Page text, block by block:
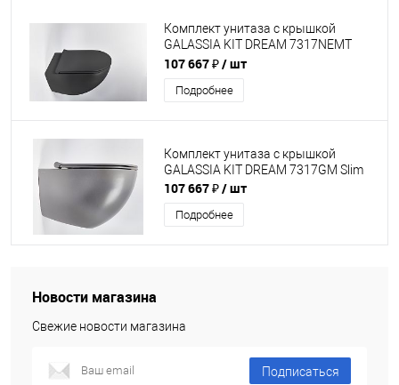
Комплект унитаза с крышкой
GALASSIA KIT DREAM 7317NEMT
Slim
107 667 ₽/ шт
Подробнее
Комплект унитаза с крышкой
GALASSIA KIT DREAM 7317GM Slim
107 667 ₽/ шт
Подробнее
Новости магазина
Свежие новости магазина
Подписаться